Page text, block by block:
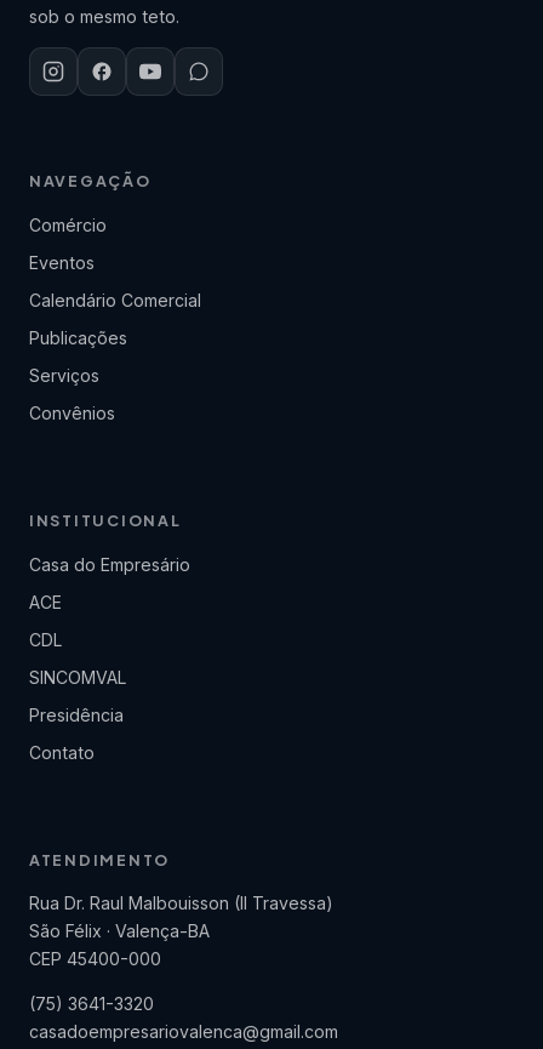
sob o mesmo teto.
NAVEGAÇÃO
Comércio
Eventos
Calendário Comercial
Publicações
Serviços
Convênios
INSTITUCIONAL
Casa do Empresário
ACE
CDL
SINCOMVAL
Presidência
Contato
ATENDIMENTO
Rua Dr. Raul Malbouisson (II Travessa)
São Félix · Valença-BA
CEP 45400-000
(75) 3641-3320
casadoempresariovalenca@gmail.com